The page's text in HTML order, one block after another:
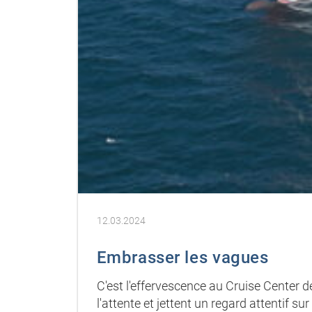
12.03.2024
Embrasser les vagues
C'est l'effervescence au Cruise Center
l'attente et jettent un regard attentif